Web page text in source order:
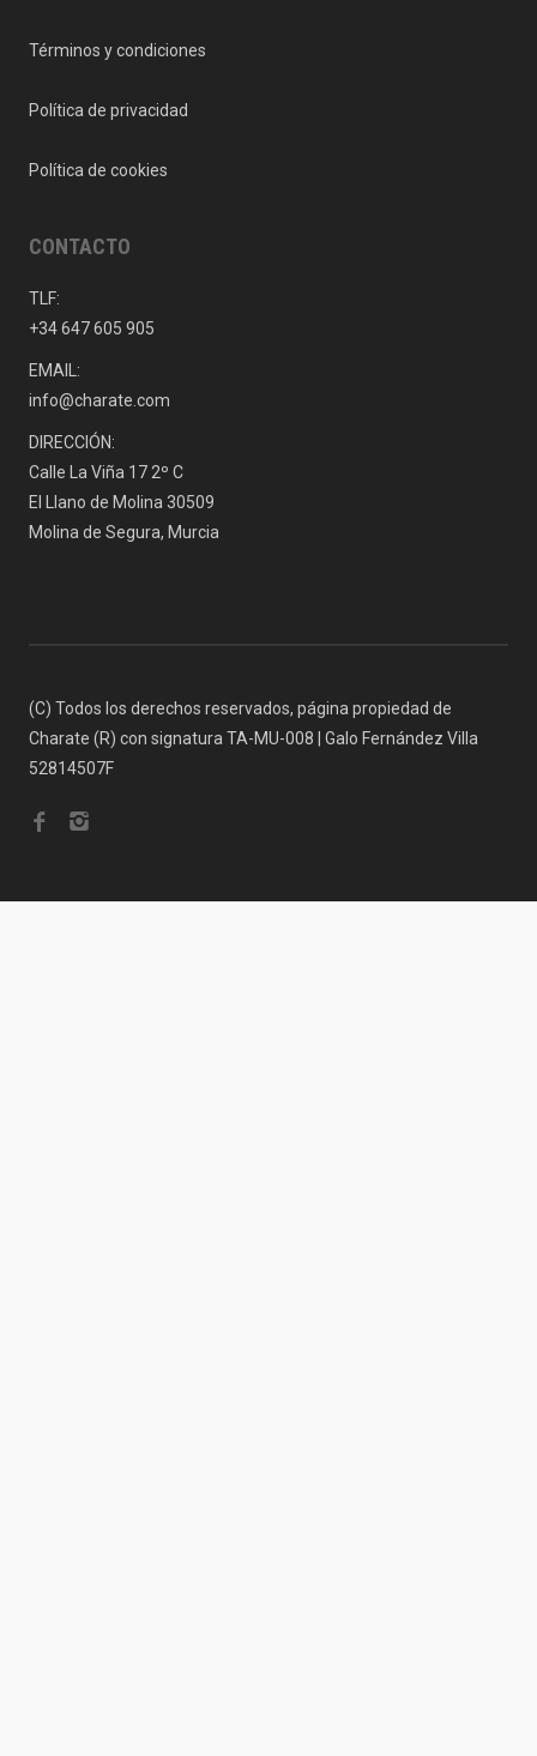
Términos y condiciones
Política de privacidad
Política de cookies
CONTACTO
TLF:
+34 647 605 905
EMAIL:
info@charate.com
DIRECCIÓN:
Calle La Viña 17 2º C
El Llano de Molina 30509
Molina de Segura, Murcia
(C) Todos los derechos reservados, página propiedad de
Charate (R) con signatura TA-MU-008 | Galo Fernández Villa
52814507F